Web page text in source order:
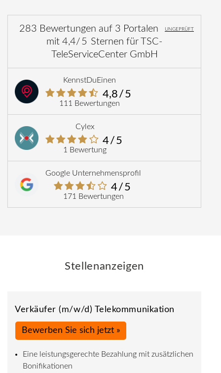
UNGEPRÜFT
283 Bewertungen auf 3 Portalen
mit 4,4/5 Sternen für
TSC-
TeleServiceCenter GmbH
KennstDuEinen
4,8/5
111 Bewertungen
Cylex
4/5
1 Bewertung
Google Unternehmensprofil
4/5
171 Bewertungen
Stellenanzeigen
Verkäufer (m/w/d) Telekommunikation
Bewerben Sie sich jetzt »
Eine leistungsgerechte Bezahlung mit zusätzlichen
Bonifikationen